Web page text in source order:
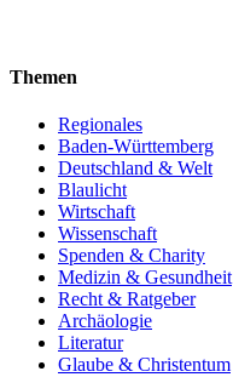
Themen
Regionales
Baden-Württemberg
Deutschland & Welt
Blaulicht
Wirtschaft
Wissenschaft
Spenden & Charity
Medizin & Gesundheit
Recht & Ratgeber
Archäologie
Literatur
Glaube & Christentum